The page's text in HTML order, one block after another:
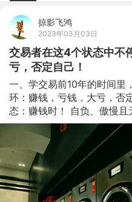
掠影飞鸿
2023年03月03日
交易者在这4个状态中不
亏，否定自己！
一、学交易前10年的时间里
环：赚钱，亏钱，大亏，否
态：赚钱时！ 自负、傲慢且
对老前辈也不放在眼里，就
别的还没能盈利的交易者时
座的各位都是辣鸡！” 基本
没有任何进步提升的可能。
己就差一层窗户纸，自己学
觉得别人能成功的也就是因